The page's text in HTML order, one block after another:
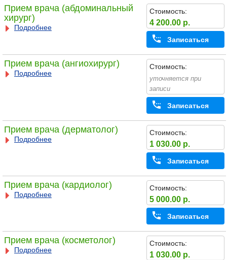
Прием врача (абдоминальный
хирург)
Подробнее
Стоимость:
4 200.00 р.
Записаться
Прием врача (ангиохирург)
Подробнее
Стоимость:
уточняется при
записи
Записаться
Прием врача (дерматолог)
Подробнее
Стоимость:
1 030.00 р.
Записаться
Прием врача (кардиолог)
Подробнее
Стоимость:
5 000.00 р.
Записаться
Прием врача (косметолог)
Подробнее
Стоимость:
1 030.00 р.